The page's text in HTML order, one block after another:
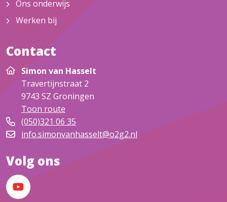
Ons onderwijs
Werken bij
Contact
Simon van Hasselt
Travertijnstraat 2
9743 SZ Groningen
Toon route
(050)321 06 35
info.simonvanhasselt@o2g2.nl
Volg ons
YouTube